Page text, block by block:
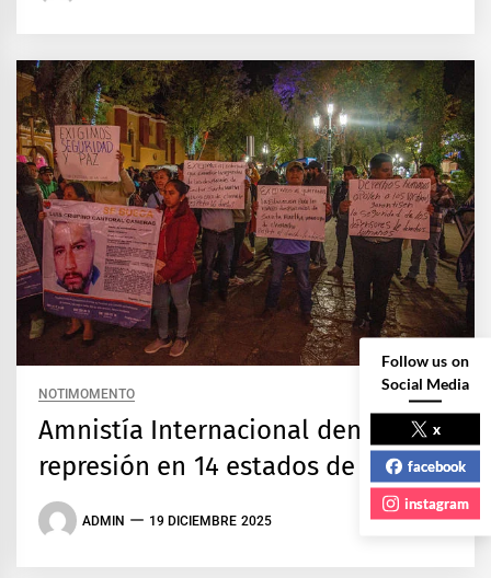
NOTIMOMENTO
Amnistía Internacional denuncia
represión en 14 estados de México
ADMIN 19 DICIEMBRE 2025
Follow us on
Social Media
x
facebook
instagram